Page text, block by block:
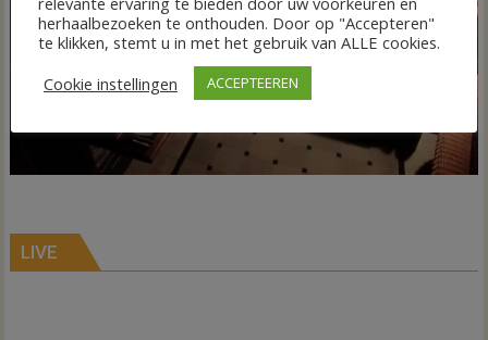
LIVE
herhaalbezoeken te onthouden. Door op "Accepteren"
te klikken, stemt u in met het gebruik van ALLE cookies.
Cookie instellingen
ACCEPTEEREN